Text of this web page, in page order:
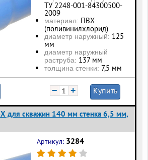
ТУ 2248-001-84300500-
2009
материал: ПВХ
(поливинилхлорид)
диаметр наружный: 125
мм
диаметр наружный
раструба: 137 мм
толщина стенки: 7,5 мм
− + Купить
для скважин 140 мм стенка 6,5 мм,
Артикул: 3284